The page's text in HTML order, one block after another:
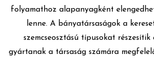
FILOZÓFIA
folyamathoz alapanyagként
lenne. A bányatársaságok a
szemcseosztású típusokat részesítik
gyártanak a társaság számára